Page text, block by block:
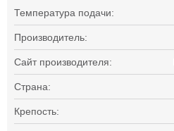
Температура подачи:
Производитель:
Сайт производителя:
Страна:
Крепость: